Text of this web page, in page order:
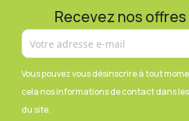
Recevez nos
Vous pouvez vous désinscrire à tout
cela nos informations de contact dans
du site.